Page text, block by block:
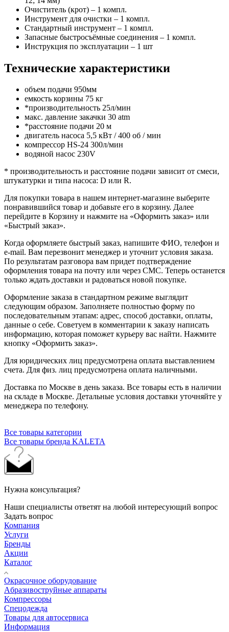
Очиститель (крот) – 1 компл.
Инструмент для очистки – 1 компл.
Стандартный инструмент – 1 компл.
Запасные быстросъёмные соединения – 1 компл.
Инструкция по эксплуатации – 1 шт
Технические характеристики
объем подачи 950мм
емкость корзины 75 кг
*производительность 25л/мин
макс. давление закачки 30 atm
*расстояние подачи 20 м
двигатель насоса 5,5 кВт / 400 об / мин
компрессор HS-24 300л/мин
водяной насос 230V
* производительность и расстояние подачи зависит от смеси,
штукатурки и типа насоса: D или R.
Для покупки товара в нашем интернет-магазине выберите
понравившийся товар и добавьте его в корзину. Далее
перейдите в Корзину и нажмите на «Оформить заказ» или
«Быстрый заказ».
Когда оформляете быстрый заказ, напишите ФИО, телефон и
e-mail. Вам перезвонит менеджер и уточнит условия заказа.
По результатам разговора вам придет подтверждение
оформления товара на почту или через СМС. Теперь останется
только ждать доставки и радоваться новой покупке.
Оформление заказа в стандартном режиме выглядит
следующим образом. Заполняете полностью форму по
последовательным этапам: адрес, способ доставки, оплаты,
данные о себе. Советуем в комментарии к заказу написать
информацию, которая поможет курьеру вас найти. Нажмите
кнопку «Оформить заказ».
Для юридических лиц предусмотрена оплата выставлением
счета. Для физ. лиц предусмотрена оплата наличными.
Доставка по Москве в день заказа. Все товары есть в наличии
на складе в Москве. Детальные условия доставки уточняйте у
менеджера по телефону.
Все товары категории
Все товары бренда KALETA
Нужна консультация?
Наши специалисты ответят на любой интересующий вопрос
Задать вопрос
Компания
Услуги
Бренды
Акции
Каталог
Окрасочное оборудование
Aбразивоструйные аппараты
Компрессоры
Спецодежда
Товары для автосервиса
Информация